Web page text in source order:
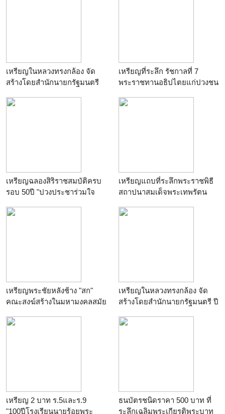
เหรียญในหลวงทรงกล้อง จัด
สร้างโดยสำนักนายกรัฐมนตรี
เหลือง"
เหรียญที่ระลึก รัชกาลที่ 7
พระราชทานอธิปไตยแก่ปวงชน
เหรียญฉลองสิริราชสมบัติครบ
รอบ 50ปี "ปวงประชาร่วมใจ
เหรียญแถบที่ระลึกพระราชพิธี
สถาปนาสมเด็จพระเทพรัตน
๕ธ.ค.๒๐
เหรียญพระชัยหลังช้าง "สก"
คณะสงฆ์สร้างในมหามงคลสมัย
เหรียญในหลวงทรงกล้อง จัด
สร้างโดยสำนักนายกรัฐมนตรี ปี
สีน้ำเงิน"
เหรียญ 2 บาท ร.5และร.9
"100ปีโรงเรียนนายร้อยพระ
ธนบัตรชนิดราคา 500 บาท ที่
ระลึกเฉลิมพระเกียรติพระบาท